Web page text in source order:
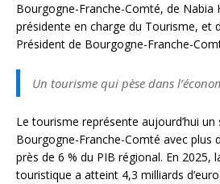
Bourgogne-Franche-Comté, de Nabia
présidente en charge du Tourisme, et
Président de Bourgogne-Franche-
Un tourisme qui pèse dans
Le tourisme représente aujourd’hui
Bourgogne-Franche-Comté avec plus
près de 6 % du PIB régional. En 2025,
touristique a atteint 4,3 milliards